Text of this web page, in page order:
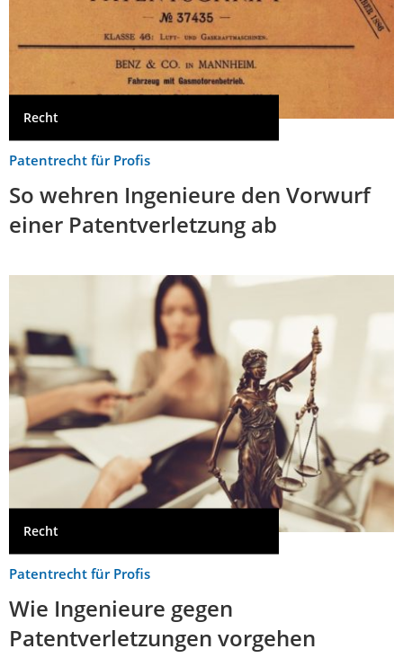
Recht
Patentrecht für Profis
So wehren Ingenieure den Vorwurf
einer Patentverletzung ab
Recht
Patentrecht für Profis
Wie Ingenieure gegen
Patentverletzungen vorgehen